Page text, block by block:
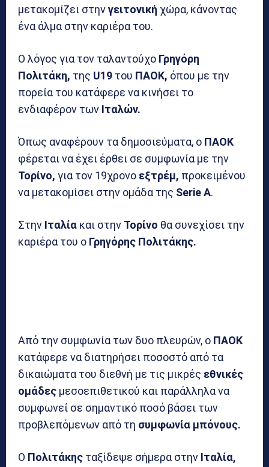
μετακομίζει στηνγειτονική χώρα, κάνοντας
ένα άλμα στην καριέρα του.
Ο λόγος για τον ταλαντούχο Γρηγόρη
Πολιτάκη, της U19 του ΠΑΟΚ, όπου με την
πορεία του κατάφερε να κινήσει το
ενδιαφέρον των Ιταλών.
Όπως αναφέρουν τα δημοσιεύματα, ο ΠΑΟΚ
φέρεται να έχει έρθει σε συμφωνία με την
Τορίνο, για τον 19χρονο εξτρέμ, προκειμένου
να μετακομίσει στην ομάδα της Serie A.
Στην Ιταλία και στην Τορίνο θα συνεχίσει την
καριέρα του ο Γρηγόρης Πολιτάκης.
Από την συμφωνία των δυο πλευρών, ο ΠΑΟΚ
κατάφερε να διατηρήσει ποσοστό από τα
δικαιώματα του διεθνή με τις μικρές εθνικές
ομάδες μεσοεπιθετικού και παράλληλα να
συμφωνεί σε σημαντικό ποσό βάσει των
προβλεπόμενων από τη συμφωνία μπόνους.
Ο Πολιτάκης ταξίδεψε σήμερα στην Ιταλία,